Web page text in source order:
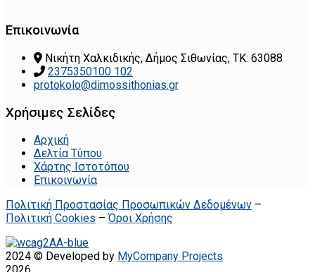
Επικοινωνία
Νικήτη Χαλκιδικής, Δήμος Σιθωνίας, ΤΚ: 63088
2375350100 102
protokolo@dimossithonias.gr
Χρήσιμες Σελίδες
Αρχική
Δελτία Τύπου
Χάρτης Ιστοτόπου
Επικοινωνία
Πολιτική Προστασίας Προσωπικών Δεδομένων –
Πολιτική Cookies –Όροι Χρήσης
2024 © Developed by MyCompany Projects